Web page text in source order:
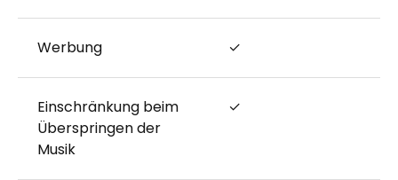
Werbung ✓
Einschränkung beim
Überspringen der
Musik
✓